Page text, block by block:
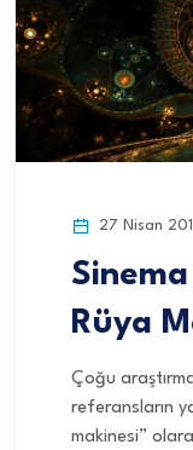
27 Nisan
Rüya
Çoğu
referansların
makinesi”